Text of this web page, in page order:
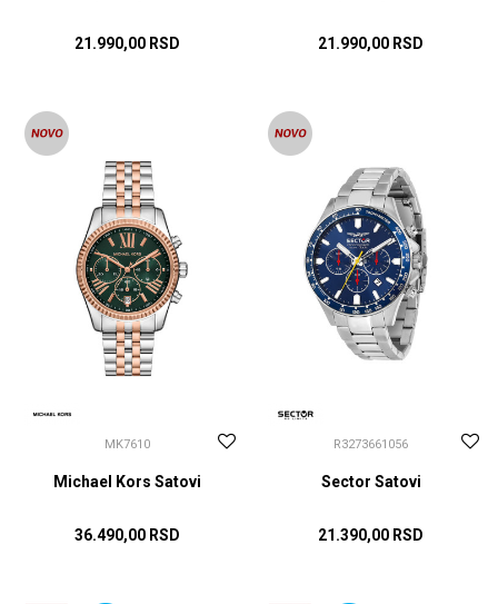
21.990,00 RSD 21.990,00 RSD
MK7610
Michael Kors Satovi
36.490,00 RSD
R3273661056
Sector Satovi
21.390,00 RSD